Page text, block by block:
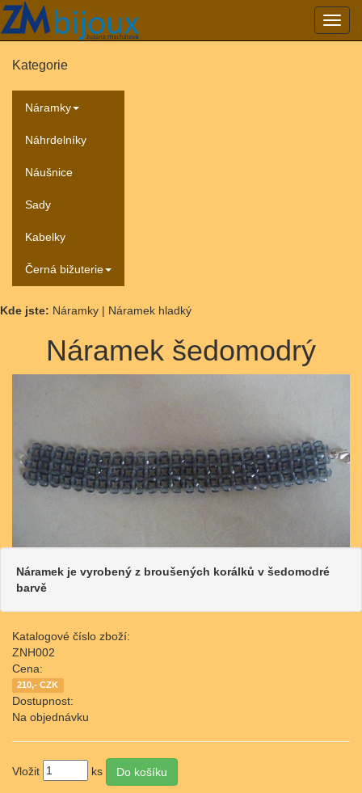
Kategorie
Náramky
Náhrdelníky
Náušnice
Sady
Kabelky
Černá bižuterie
Kde jste: Náramky | Náramek hladký
Náramek šedomodrý
Náramek je vyrobený z broušených korálků v šedomodré
barvě
Katalogové číslo zboží:
ZNH002
Cena:
210,- CZK
Dostupnost:
Na objednávku
Vložit ks